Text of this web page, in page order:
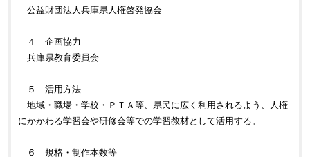
公益財団法人兵庫県人権啓発協会
４ 企画協力
兵庫県教育委員会
５ 活用方法
地域・職場・学校・ＰＴＡ等、県民に広く利用されるよう、人権
にかかわる学習会や研修会等での学習教材として活用する。
６ 規格・制作本数等